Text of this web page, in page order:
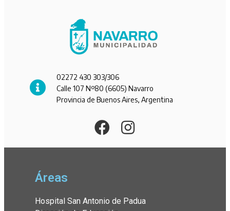
02272 430 303/306
Calle 107 Nº80 (6605) Navarro
Provincia de Buenos Aires, Argentina
Áreas
Hospital San Antonio de Padua